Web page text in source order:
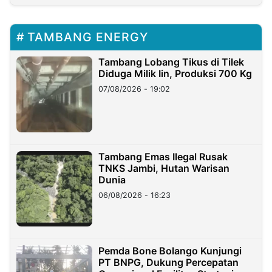
TAMBANG ENERGY
Tambang Lobang Tikus di Tilek
Diduga Milik Iin, Produksi 700 Kg
07/08/2026 - 19:02
Tambang Emas Ilegal Rusak
TNKS Jambi, Hutan Warisan
Dunia
06/08/2026 - 16:23
Pemda Bone Bolango Kunjungi
PT BNPG, Dukung Percepatan